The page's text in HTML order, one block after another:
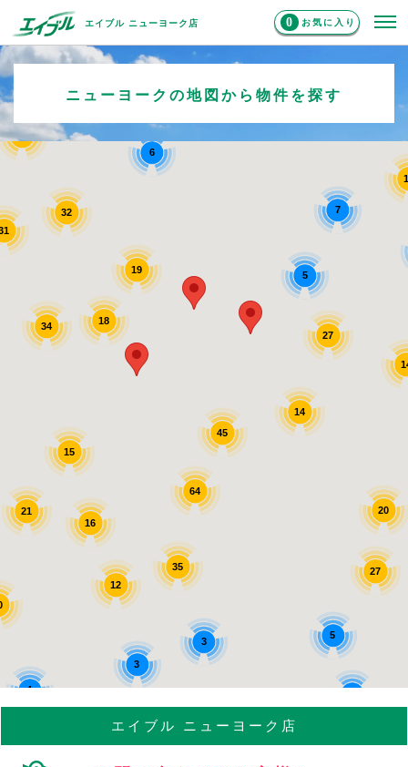
エイブル ニューヨーク店 0 お気に入り
ニューヨークの地図から物件を探す
32
27
64
19
34
16
6
27
18
3
35
7
32
45
6
12
15
5
21
4
20
14
5
3
エイブル ニューヨーク店